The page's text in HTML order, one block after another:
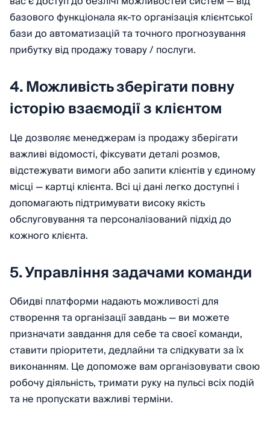
базового функціонала як-то організація клієнтської
бази до автоматизацій та точного прогнозування
прибутку від продажу товару / послуги.
4. Можливість зберігати повну
історію взаємодії з клієнтом
Це дозволяє менеджерам із продажу зберігати
важливі відомості, фіксувати деталі розмов,
відстежувати вимоги або запити клієнтів у єдиному
місці — картці клієнта. Всі ці дані легко доступні і
допомагають підтримувати високу якість
обслуговування та персоналізований підхід до
кожного клієнта.
5. Управління задачами команди
Обидві платформи надають можливості для
створення та організації завдань — ви можете
призначати завдання для себе та своєї команди,
ставити пріоритети, дедлайни та слідкувати за їх
виконанням. Це допоможе вам організовувати свою
робочу діяльність, тримати руку на пульсі всіх подій
та не пропускати важливі терміни.